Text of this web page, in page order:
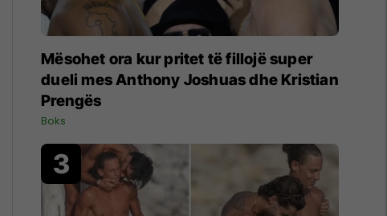
Mësohet ora kur pritet të fillojë super
dueli mes Anthony Joshuas dhe Kristian
Prengës
Boks